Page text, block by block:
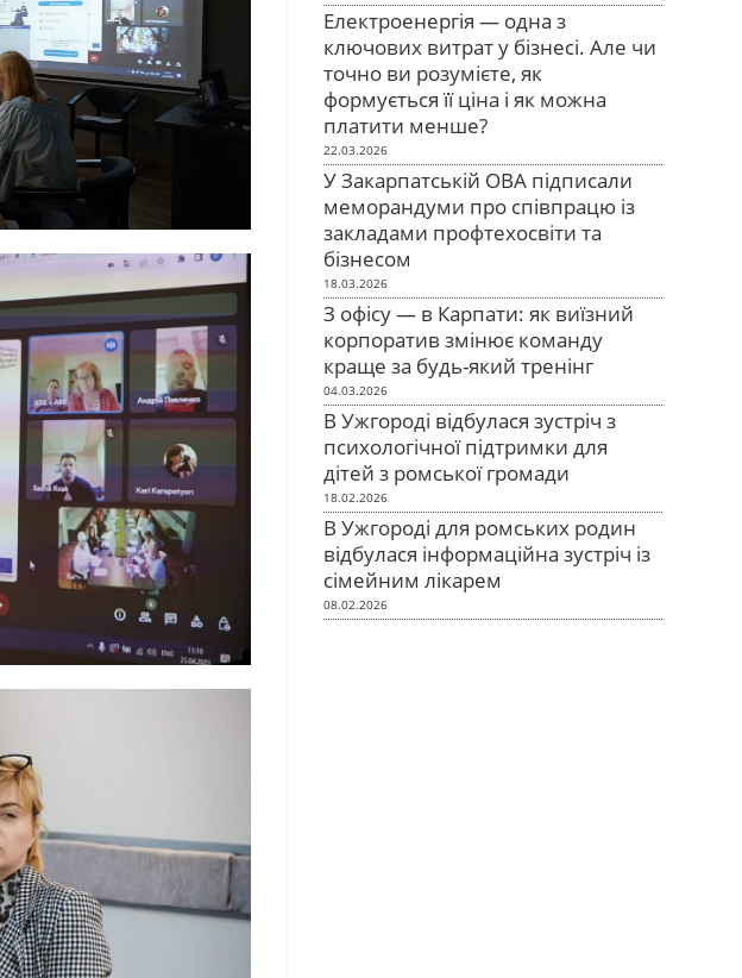
Електроенергія — одна з
ключових витрат у бізнесі. Але чи
точно ви розумієте, як
формується її ціна і як можна
платити менше?
22.03.2026
У Закарпатській ОВА підписали
меморандуми про співпрацю із
закладами профтехосвіти та
бізнесом
18.03.2026
З офісу — в Карпати: як виїзний
корпоратив змінює команду
краще за будь-який тренінг
04.03.2026
В Ужгороді відбулася зустріч з
психологічної підтримки для
дітей з ромської громади
18.02.2026
В Ужгороді для ромських родин
відбулася інформаційна зустріч із
сімейним лікарем
08.02.2026